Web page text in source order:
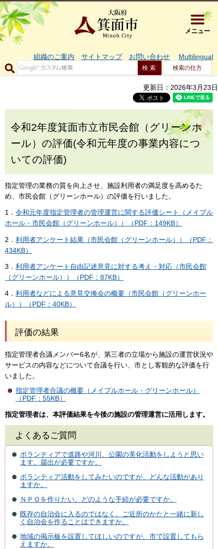
大阪府箕
メニュー
組織のご案内 サイトマップ お問い合わせ Multilingual
検索の仕方
更新日：2026年3月23日
令和2年度箕面市立市民会館（グリーンホ
ール）の評価(令和元年度の事業内容につ
いての評価)
指定管理の業務の質を向上させ、施設利用者の満足度を高めるた
め、市民会館（グリーンホール）の評価を行いました。
1． 令和元年度指定管理者の管理運営に関する評価シート（メイプル
ホール・市民会館（グリーンホール））（PDF：149KB）
2． 利用者アンケート結果（市民会館（グリーンホール））（PDF：
434KB）
3． 利用者アンケート自由記述意見に対する考え・対応（市民会館
（グリーンホール））（PDF：87KB）
4． 利用者などによる意見交換会の概要（市民会館（グリーンホー
ル））（PDF：40KB）
評価の結果
指定管理者合議メンバー6名が、第三者の立場から施設の運営状況や
サービスの内容などについて合議を行い、市とし客観的な評価を行
いました。
指定管理者合議の概要（メイプルホール・グリーンホール）
（PDF：55KB）
指定管理者は、本評価結果を今後の施設の管理運営に活用します。
よくあるご質問
ボランティアで道路や河川、公園の美化活動をしようと思い
ます。届出が必要ですか。
ボランティア活動をしてみたいのですが、どんな活動があり
ますか。
ＮＰＯを作りたい。どのような手続が必要ですか。
既存の自治会に入るのではなく、ご近所のかたと一緒に新し
く自治会を作ることはできますか。
地域の掲示板を設置してほしいのですが、市で設置してもら
えますか。